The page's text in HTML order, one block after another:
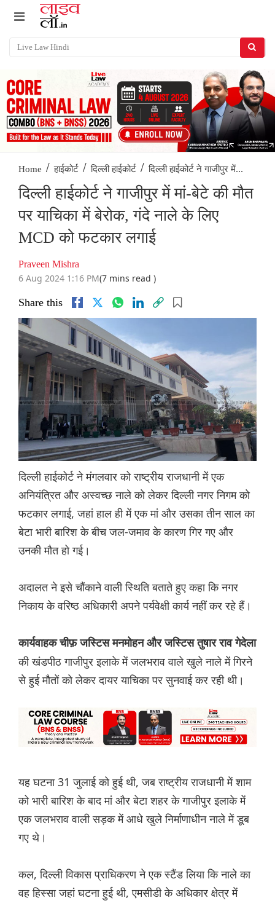
Home / हाईकोर्ट / दिल्ली हाईकोर्ट / दिल्ली हाईकोर्ट ने गाजीपुर में...
दिल्ली हाईकोर्ट ने गाजीपुर में मां-बेटे की मौत
पर याचिका में बेरोक, गंदे नाले के लिए
MCD को फटकार लगाई
Praveen Mishra
6 Aug 2024 1:16 PM(7 mins read )
Share this
दिल्ली हाईकोर्ट ने मंगलवार को राष्ट्रीय राजधानी में एक
अनियंत्रित और अस्वच्छ नाले को लेकर दिल्ली नगर निगम को
फटकार लगाई, जहां हाल ही में एक मां और उसका तीन साल का
बेटा भारी बारिश के बीच जल-जमाव के कारण गिर गए और
उनकी मौत हो गई।
अदालत ने इसे चौंकाने वाली स्थिति बताते हुए कहा कि नगर
निकाय के वरिष्ठ अधिकारी अपने पर्यवेक्षी कार्य नहीं कर रहे हैं।
कार्यवाहक चीफ़ जस्टिस मनमोहन और जस्टिस तुषार राव गेदेला
की खंडपीठ गाजीपुर इलाके में जलभराव वाले खुले नाले में गिरने
से हुई मौतों को लेकर दायर याचिका पर सुनवाई कर रही थी।
यह घटना 31 जुलाई को हुई थी, जब राष्ट्रीय राजधानी में शाम
को भारी बारिश के बाद मां और बेटा शहर के गाजीपुर इलाके में
एक जलभराव वाली सड़क में आधे खुले निर्माणाधीन नाले में डूब
गए थे।
कल, दिल्ली विकास प्राधिकरण ने एक स्टैंड लिया कि नाले का
वह हिस्सा जहां घटना हुई थी, एमसीडी के अधिकार क्षेत्र में